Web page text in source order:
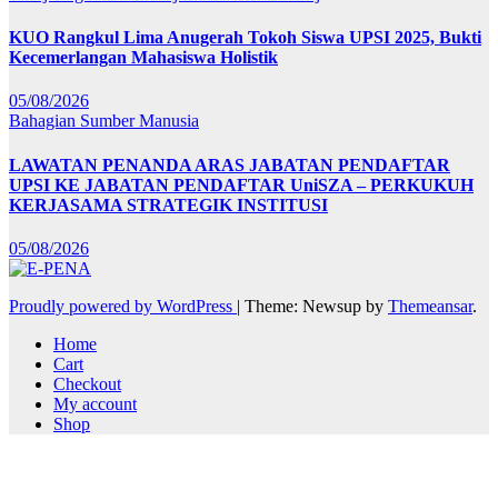
KUO Rangkul Lima Anugerah Tokoh Siswa UPSI 2025, Bukti
Kecemerlangan Mahasiswa Holistik
05/08/2026
Bahagian Sumber Manusia
LAWATAN PENANDA ARAS JABATAN PENDAFTAR
UPSI KE JABATAN PENDAFTAR UniSZA – PERKUKUH
KERJASAMA STRATEGIK INSTITUSI
05/08/2026
Proudly powered by WordPress | Theme: Newsup by Themeansar.
Home
Cart
Checkout
My account
Shop